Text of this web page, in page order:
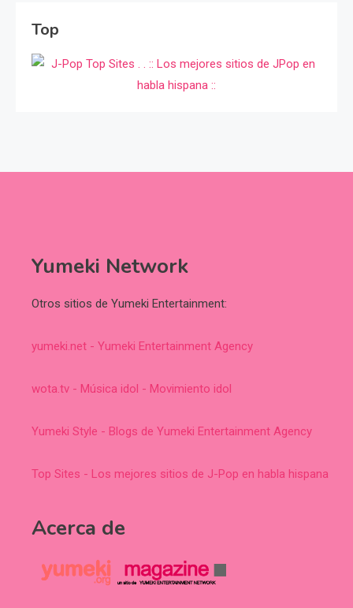
Top
Yumeki Network
Otros sitios de Yumeki Entertainment:
yumeki.net - Yumeki Entertainment Agency
wota.tv - Música idol - Movimiento idol
Yumeki Style - Blogs de Yumeki Entertainment Agency
Top Sites - Los mejores sitios de J-Pop en habla hispana
Acerca de